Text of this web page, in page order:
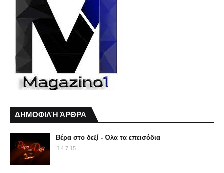
ΔΗΜΟΦΙΛΉ ΆΡΘΡΑ
Βέρα στο δεξί - Όλα τα επεισόδια
4.7.15